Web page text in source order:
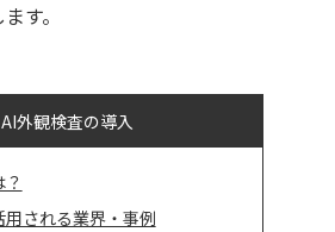
す。
AI外観検査の導入
される業界・事例